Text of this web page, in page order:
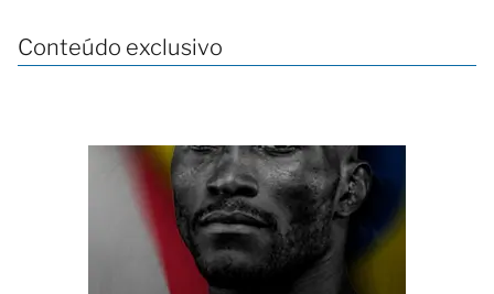
Conteúdo exclusivo